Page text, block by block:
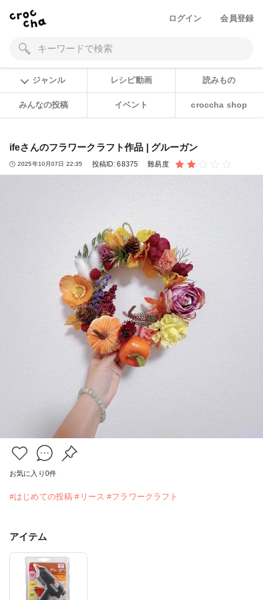
ログイン 会員登録
ジャンル レシピ動画 読みもの
みんなの投稿 イベント croccha shop
ifeさんのフラワークラフト作品 | グルーガン
2025年10月07日 22:35 投稿ID:68375 難易度
お気に入り 0件
#はじめての投稿 #リース #フラワークラフト
アイテム